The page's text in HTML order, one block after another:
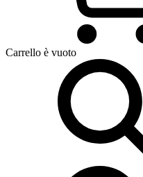
Carrello è vuoto